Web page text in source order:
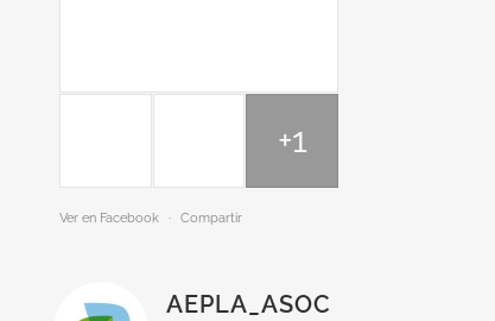
+1
Ver en Facebook · Compartir
AEPLA_ASOC